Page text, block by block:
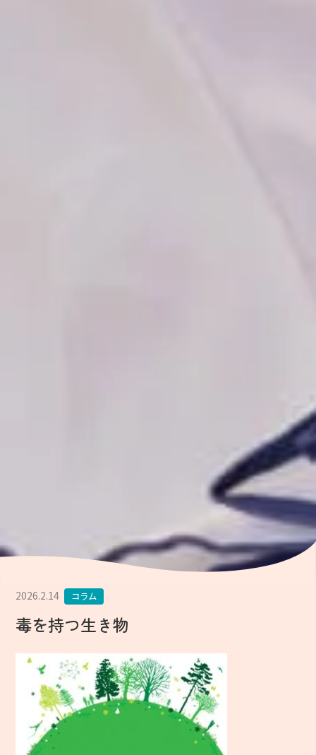
2026.2.14 コラム
毒を持つ生き物